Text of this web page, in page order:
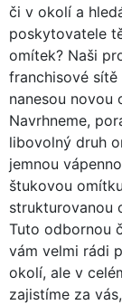
či v okolí a
poskytovatele
omítek? Naši
franchisové sítě
nanesou novou
Navrhneme,
libovolný druh
jemnou
štukovou
strukturovanou
Tuto odbornou
vám velmi rádi
okolí, ale v
zajistíme za